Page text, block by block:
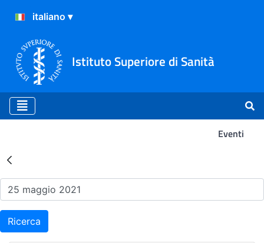
Istituto Superiore di Sanità
Eventi
Risultati della Ricerca -
Ricerca